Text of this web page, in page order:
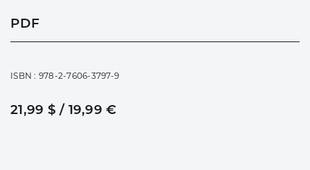
PDF
ISBN : 978-2-7606-3797-9
21,99 $ / 19,99 €